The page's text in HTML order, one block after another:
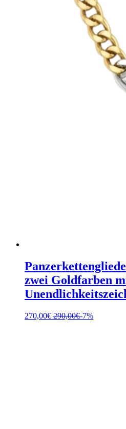
zwei Goldfarben
270,00€ 290,00€-7%